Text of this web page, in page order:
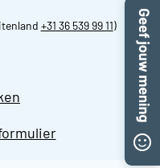
+31 36 539 99 11)